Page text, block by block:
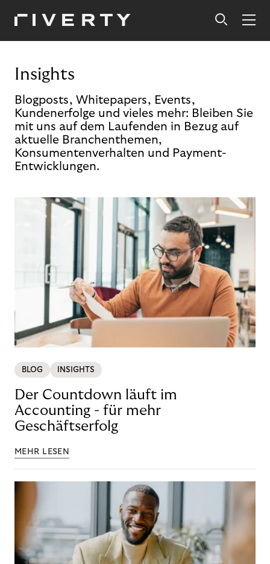
Insights
Blogposts, Whitepapers, Events,
Kundenerfolge und vieles mehr: Bleiben Sie
mit uns auf dem Laufenden in Bezug auf
aktuelle Branchenthemen,
Konsumentenverhalten und Payment-
Entwicklungen.
BLOG INSIGHTS
Der Countdown läuft im
Accounting - für mehr
Geschäftserfolg
MEHR LESEN